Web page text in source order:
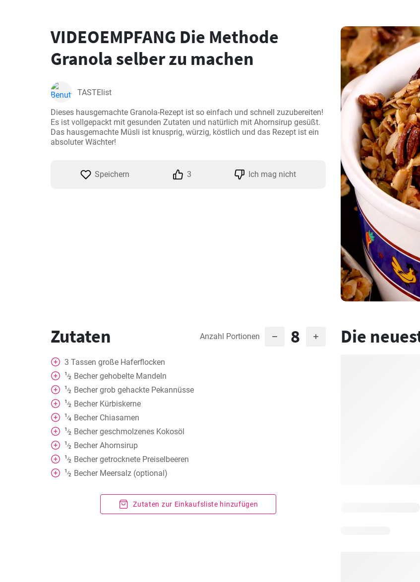
VIDEOEMPFANG Die Methode
Granola selber zu machen
TASTElist
Dieses hausgemachte Granola-Rezept ist so einfach und schnell zuzubereiten!
Es ist vollgepackt mit gesunden Zutaten und natürlich mit Ahornsirup gesüßt.
Das hausgemachte Müsli ist knusprig, würzig, köstlich und das Rezept ist ein
absoluter Wächter!
Speichern 3 Ich mag nicht
Zutaten Anzahl Portionen 8
3 Tassen große Haferflocken
1⁄2 Becher gehobelte Mandeln
1⁄2 Becher grob gehackte Pekannüsse
1⁄2 Becher Kürbiskerne
1⁄4 Becher Chiasamen
1⁄2 Becher geschmolzenes Kokosöl
1⁄2 Becher Ahornsirup
1⁄2 Becher getrocknete Preiselbeeren
1⁄2 Becher Meersalz (optional)
Zutaten zur Einkaufsliste hinzufügen
Die